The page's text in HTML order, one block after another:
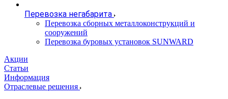
Перевозка негабарита
Перевозка сборных металлоконструкций и
сооружений
Перевозка буровых установок SUNWARD
Акции
Статьи
Информация
Отраслевые решения